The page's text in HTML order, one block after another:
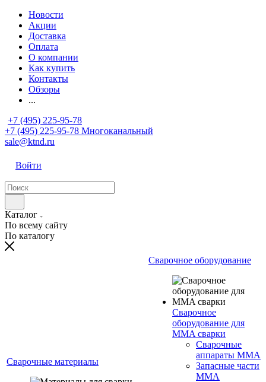
Новости
Акции
Доставка
Оплата
О компании
Как купить
Контакты
Обзоры
...
+7 (495) 225-95-78
+7 (495) 225-95-78 Многоканальный
sale@ktnd.ru
Войти
Каталог
По всему сайту
По каталогу
Сварочные материалы
Сварочное оборудование
Сварочное
оборудование для
MMA сварки
Сварочные
аппараты MMA
Запасные части
MMA